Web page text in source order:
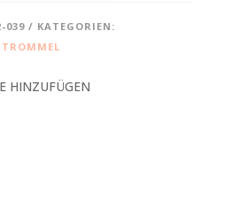
039
KATEGORIEN:
TROMMEL
HINZUFÜGEN